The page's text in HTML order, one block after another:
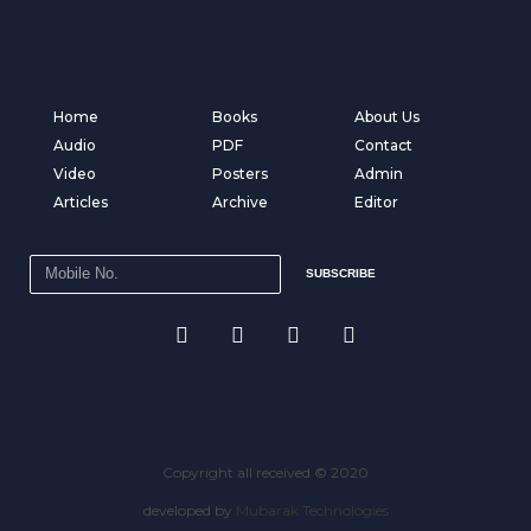
Home
Audio
Video
Articles
Books
PDF
Posters
Archive
About Us
Contact
Admin
Editor
SUBSCRIBE
Copyright all received © 2020
developed by Mubarak Technologies